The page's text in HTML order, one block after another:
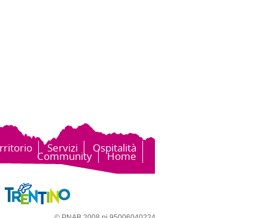
Servizi Ospitalità
Community Home